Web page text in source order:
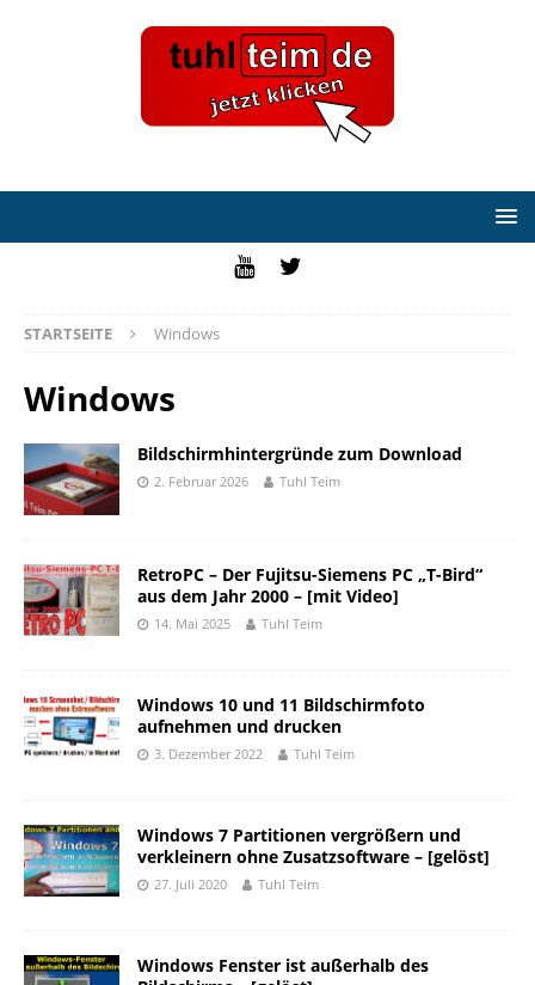
STARTSEITE Windows
Windows
Bildschirmhintergründe zum Download
2. Februar 2026 Tuhl Teim
RetroPC – Der Fujitsu-Siemens PC „T-Bird“
aus dem Jahr 2000 – [mit Video]
14. Mai 2025 Tuhl Teim
Windows 10 und 11 Bildschirmfoto
aufnehmen und drucken
3. Dezember 2022 Tuhl Teim
Windows 7 Partitionen vergrößern und
verkleinern ohne Zusatzsoftware – [gelöst]
27. Juli 2020 Tuhl Teim
Windows Fenster ist außerhalb des